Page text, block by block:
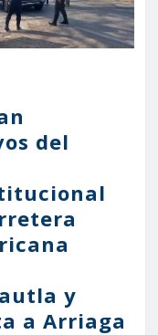
del
y
a Arriaga